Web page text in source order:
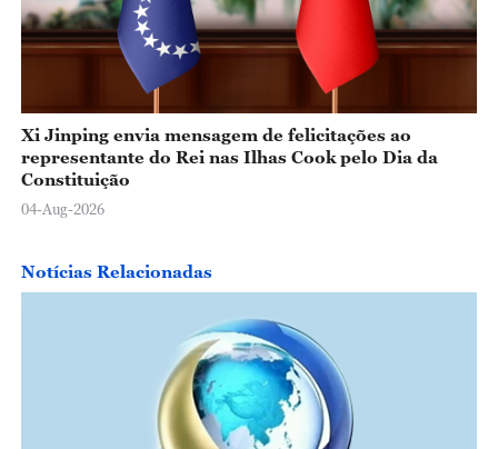
Xi Jinping envia mensagem de felicitações ao
representante do Rei nas Ilhas Cook pelo Dia da
Constituição
04-Aug-2026
Notícias Relacionadas